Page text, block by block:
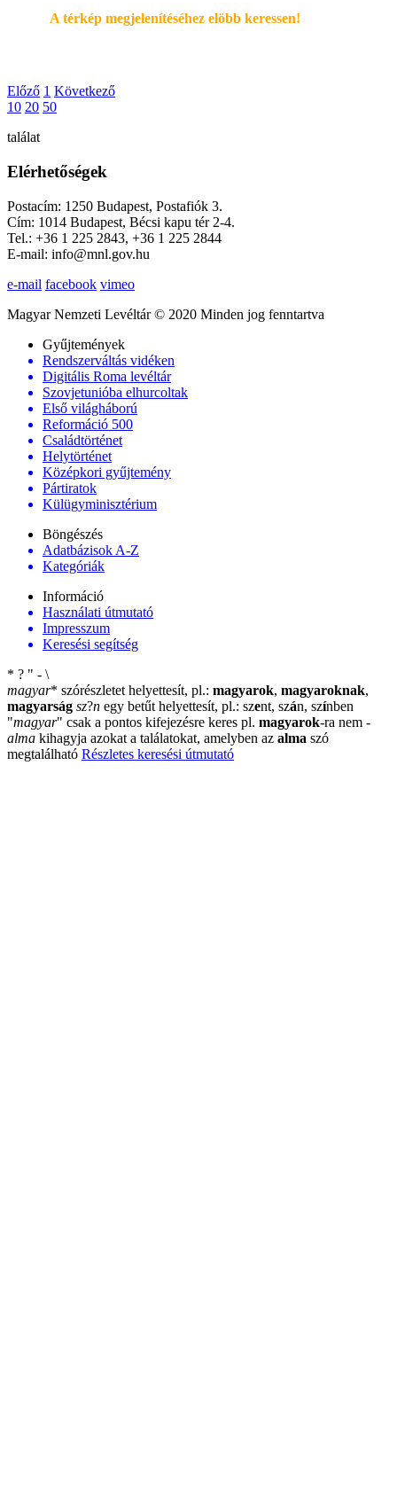
A térkép megjelenítéséhez elöbb keressen!
Előző 1 Következő
10 20 50
találat
Elérhetőségek
Postacím: 1250 Budapest, Postafiók 3.
Cím: 1014 Budapest, Bécsi kapu tér 2-4.
Tel.: +36 1 225 2843, +36 1 225 2844
E-mail: info@mnl.gov.hu
e-mail facebook vimeo
Magyar Nemzeti Levéltár © 2020 Minden jog fenntartva
Gyűjtemények
Rendszerváltás vidéken
Digitális Roma levéltár
Szovjetunióba elhurcoltak
Első világháború
Reformáció 500
Családtörténet
Helytörténet
Középkori gyűjtemény
Pártiratok
Külügyminisztérium
Böngészés
Adatbázisok A-Z
Kategóriák
Információ
Használati útmutató
Impresszum
Keresési segítség
* ? " - \
magyar* szórészletet helyettesít, pl.: magyarok, magyaroknak,
magyarság sz?n egy betűt helyettesít, pl.: szent, szán, színben
"magyar" csak a pontos kifejezésre keres pl. magyarok-ra nem -
alma kihagyja azokat a találatokat, amelyben az alma szó
megtalálható Részletes keresési útmutató